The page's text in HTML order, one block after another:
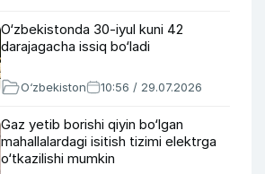
O‘zbekistonda 30-iyul kuni 42
darajagacha issiq bo‘ladi
O‘zbekiston 10:56 / 29.07.2026
Gaz yetib borishi qiyin bo‘lgan
mahallalardagi isitish tizimi elektrga
o‘tkazilishi mumkin